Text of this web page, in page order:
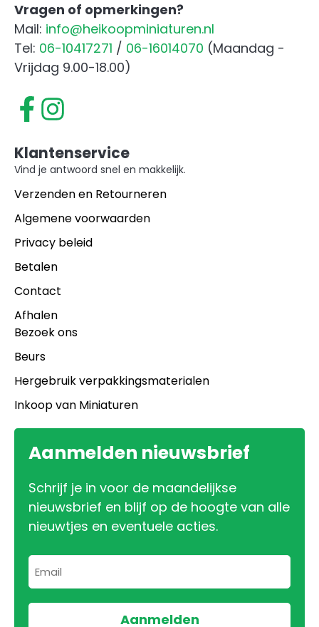
Vragen of opmerkingen?
Mail: info@heikoopminiaturen.nl
Tel: 06-10417271 / 06-16014070 (Maandag -
Vrijdag 9.00-18.00)
Klantenservice
Vind je antwoord snel en makkelijk.
Verzenden en Retourneren
Algemene voorwaarden
Privacy beleid
Betalen
Contact
Afhalen
Bezoek ons
Beurs
Hergebruik verpakkingsmaterialen
Inkoop van Miniaturen
Aanmelden nieuwsbrief
Schrijf je in voor de maandelijkse
nieuwsbrief en blijf op de hoogte van alle
nieuwtjes en eventuele acties.